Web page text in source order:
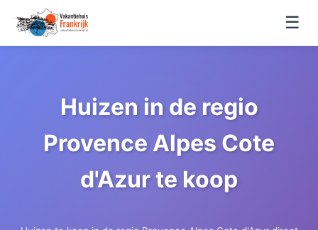
☰
Huizen in de regio
Provence Alpes Cote
d'Azur te koop